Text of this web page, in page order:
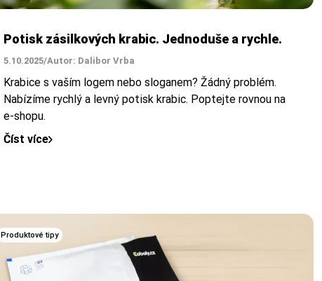
Potisk zásilkových krabic. Jednoduše a rychle.
5.10.2025/Autor: Dalibor Vrba
Krabice s vaším logem nebo sloganem? Žádný problém.
Nabízíme rychlý a levný potisk krabic. Poptejte rovnou na
e-shopu.
Číst více
Produktové tipy